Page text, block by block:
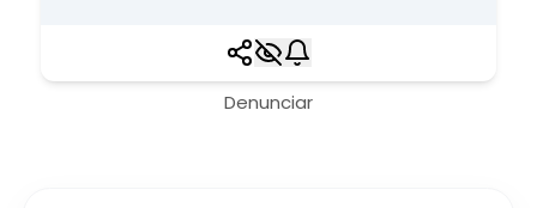
Denunciar